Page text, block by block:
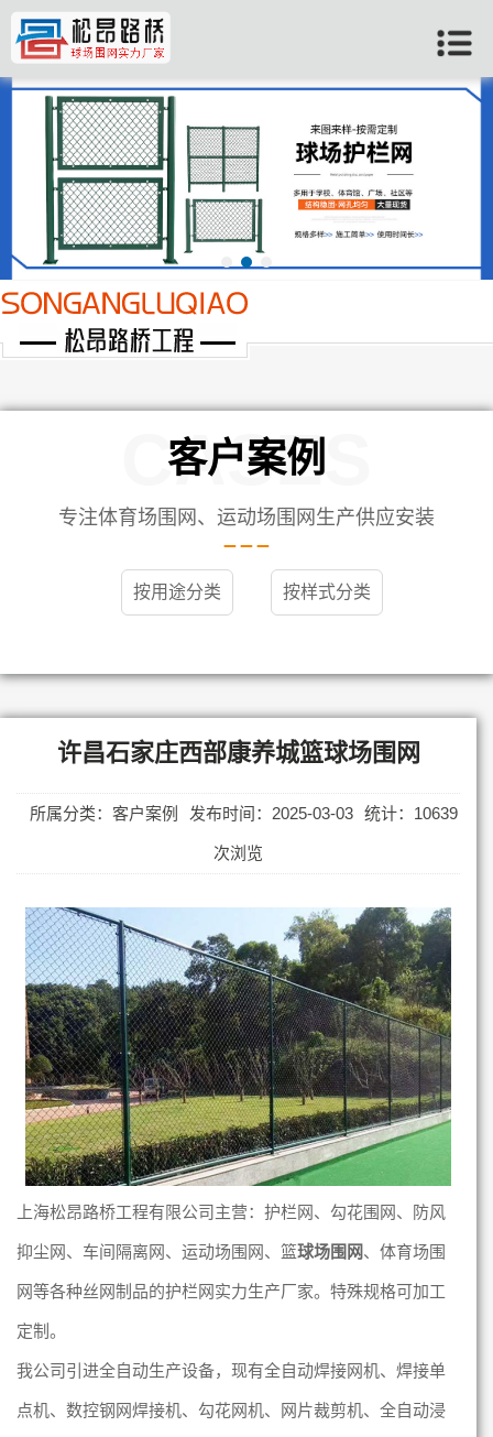
客户案例
CASES
专注体育场围网、运动场围网生产供应安装
按用途分类 按样式分类
许昌石家庄西部康养城篮球场围网
所属分类：客户案例 发布时间：2025-03-03 统计：10639
次浏览
上海松昂路桥工程有限公司主营：护栏网、勾花围 网、防风
抑尘网、车间隔离网、运动场围网、篮球场围网、体育场围
网等各种丝网制品的护栏网实力生产厂家。特殊规格可加工
定制。
我公司引进全自动生产设备，现有全自动焊接网机、焊接单
点机、数控钢网焊接机、勾花网机、网片裁剪机、全自动浸